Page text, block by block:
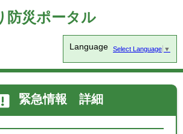
防災ポータル
Language Select Language ▼
緊急情報 詳細